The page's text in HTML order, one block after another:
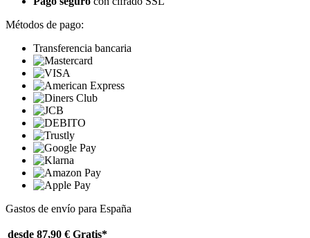
Métodos de pago:
Transferencia bancaria
Gastos de envío para España
desde 87,90 € Gratis*